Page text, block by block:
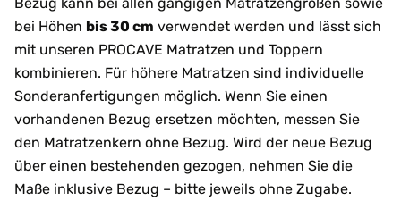
bei Höhen bis 30 cm verwendet werden und lässt sich
mit unseren PROCAVE Matratzen und Toppern
kombinieren. Für höhere Matratzen sind individuelle
Sonderanfertigungen möglich. Wenn Sie einen
vorhandenen Bezug ersetzen möchten, messen Sie
den Matratzenkern ohne Bezug. Wird der neue Bezug
über einen bestehenden gezogen, nehmen Sie die
Maße inklusive Bezug – bitte jeweils ohne Zugabe.